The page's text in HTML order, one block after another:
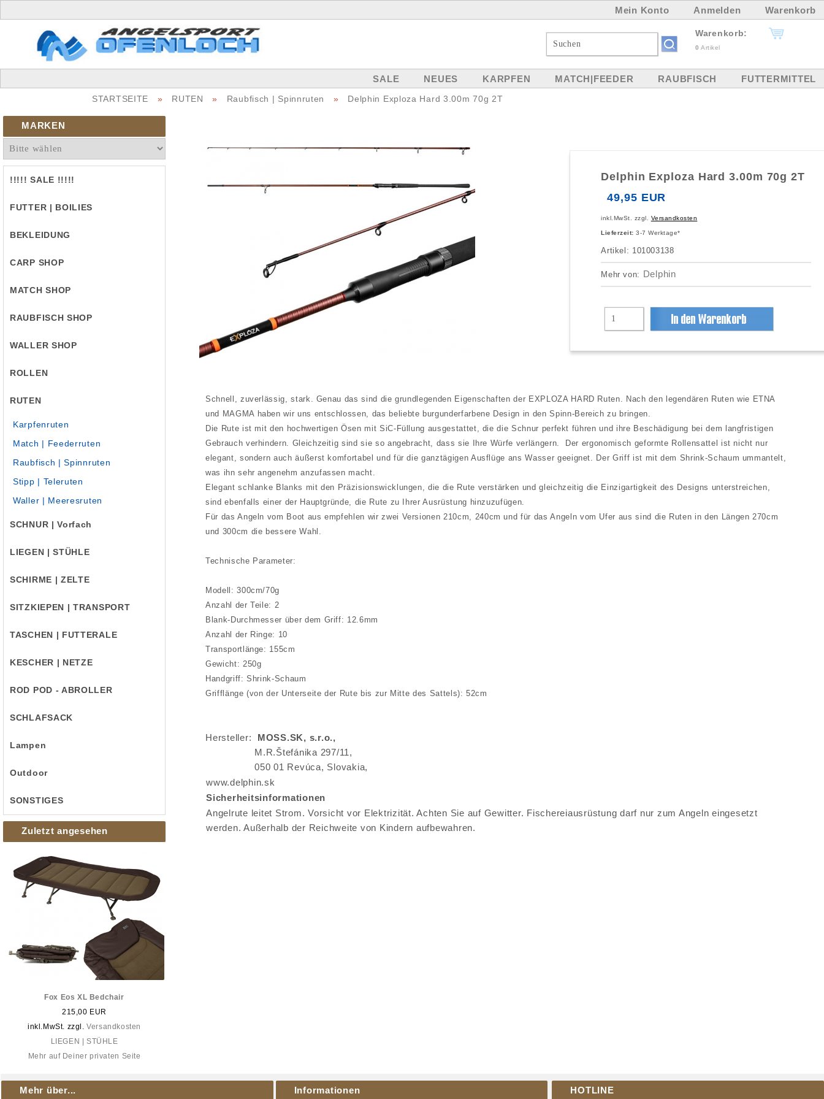
Mein Konto Anmelden Warenkorb
Warenkorb:
0 Artikel
SALE NEUES KARPFEN MATCH|FEEDER RAUBFISCH FUTTERMITTEL
STARTSEITE » RUTEN » Raubfisch | Spinnruten » Delphin Exploza Hard 3.00m 70g 2T
MARKEN
!!!!! SALE !!!!!
FUTTER | BOILIES
BEKLEIDUNG
CARP SHOP
MATCH SHOP
RAUBFISCH SHOP
WALLER SHOP
ROLLEN
RUTEN
Karpfenruten
Match | Feederruten
Raubfisch | Spinnruten
Stipp | Teleruten
Waller | Meeresruten
SCHNUR | Vorfach
LIEGEN | STÜHLE
SCHIRME | ZELTE
SITZKIEPEN | TRANSPORT
TASCHEN | FUTTERALE
KESCHER | NETZE
ROD POD - ABROLLER
SCHLAFSACK
Lampen
Outdoor
SONSTIGES
Zuletzt angesehen
Fox Eos XL Bedchair
215,00 EUR
inkl.MwSt. zzgl.Versandkosten
LIEGEN | STÜHLE
Mehr auf Deiner privaten Seite
Delphin Exploza Hard 3.00m 70g 2T
49,95 EUR
inkl.MwSt. zzgl. Versandkosten
Lieferzeit: 3-7 Werktage*
Artikel: 101003138
Mehr von: Delphin
Schnell, zuverlässig, stark. Genau das sind die grundlegenden Eigenschaften der EXPLOZA HARD Ruten. Nach den legendären Ruten wie ETNA
und MAGMA haben wir uns entschlossen, das beliebte burgunderfarbene Design in den Spinn-Bereich zu bringen.
Die Rute ist mit den hochwertigen Ösen mit SiC-Füllung ausgestattet, die die Schnur perfekt führen und ihre Beschädigung bei dem langfristigen
Gebrauch verhindern. Gleichzeitig sind sie so angebracht, dass sie Ihre Würfe verlängern. Der ergonomisch geformte Rollensattel ist nicht nur
elegant, sondern auch äußerst komfortabel und für die ganztägigen Ausflüge ans Wasser geeignet. Der Griff ist mit dem Shrink-Schaum ummantelt,
was ihn sehr angenehm anzufassen macht.
Elegant schlanke Blanks mit den Präzisionswicklungen, die die Rute verstärken und gleichzeitig die Einzigartigkeit des Designs unterstreichen,
sind ebenfalls einer der Hauptgründe, die Rute zu Ihrer Ausrüstung hinzuzufügen.
Für das Angeln vom Boot aus empfehlen wir zwei Versionen 210cm, 240cm und für das Angeln vom Ufer aus sind die Ruten in den Längen 270cm
und 300cm die bessere Wahl.
Technische Parameter:
Modell: 300cm/70g
Anzahl der Teile: 2
Blank-Durchmesser über dem Griff: 12.6mm
Anzahl der Ringe: 10
Transportlänge: 155cm
Gewicht: 250g
Handgriff: Shrink-Schaum
Grifflänge (von der Unterseite der Rute bis zur Mitte des Sattels): 52cm
Hersteller:
MOSS.SK, s.r.o.,
M.R.Štefánika 297/11,
050 01 Revúca, Slovakia,
www.delphin.sk
Sicherheitsinformationen
Angelrute leitet Strom. Vorsicht vor Elektrizität. Achten Sie auf Gewitter. Fischereiausrüstung darf nur zum Angeln eingesetzt
werden. Außerhalb der Reichweite von Kindern aufbewahren.
Mehr über... Informationen HOTLINE